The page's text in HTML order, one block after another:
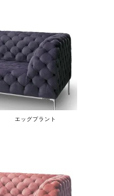
エッグプラント